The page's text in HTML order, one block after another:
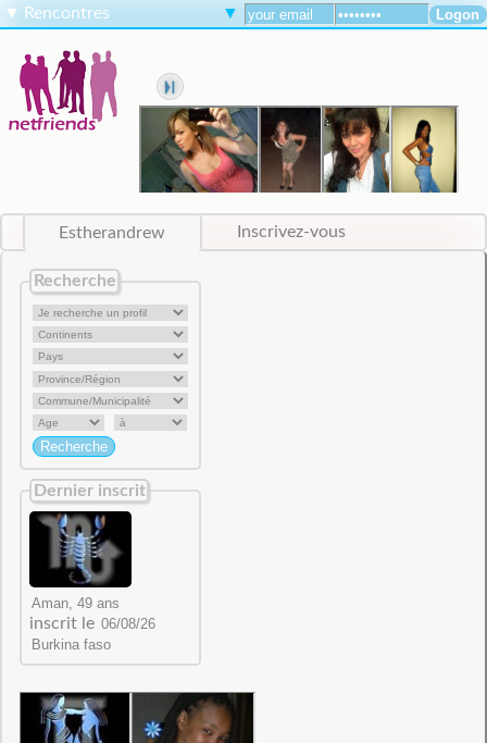
▼ Rencontres ▼
Estherandrew Inscrivez-vous
Recherche
Dernier inscrit
inscrit le